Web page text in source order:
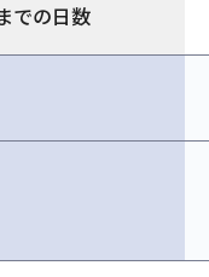
での日数